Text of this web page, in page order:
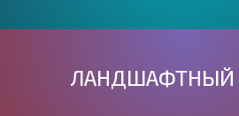
ЛАНДШАФТНЫЙ